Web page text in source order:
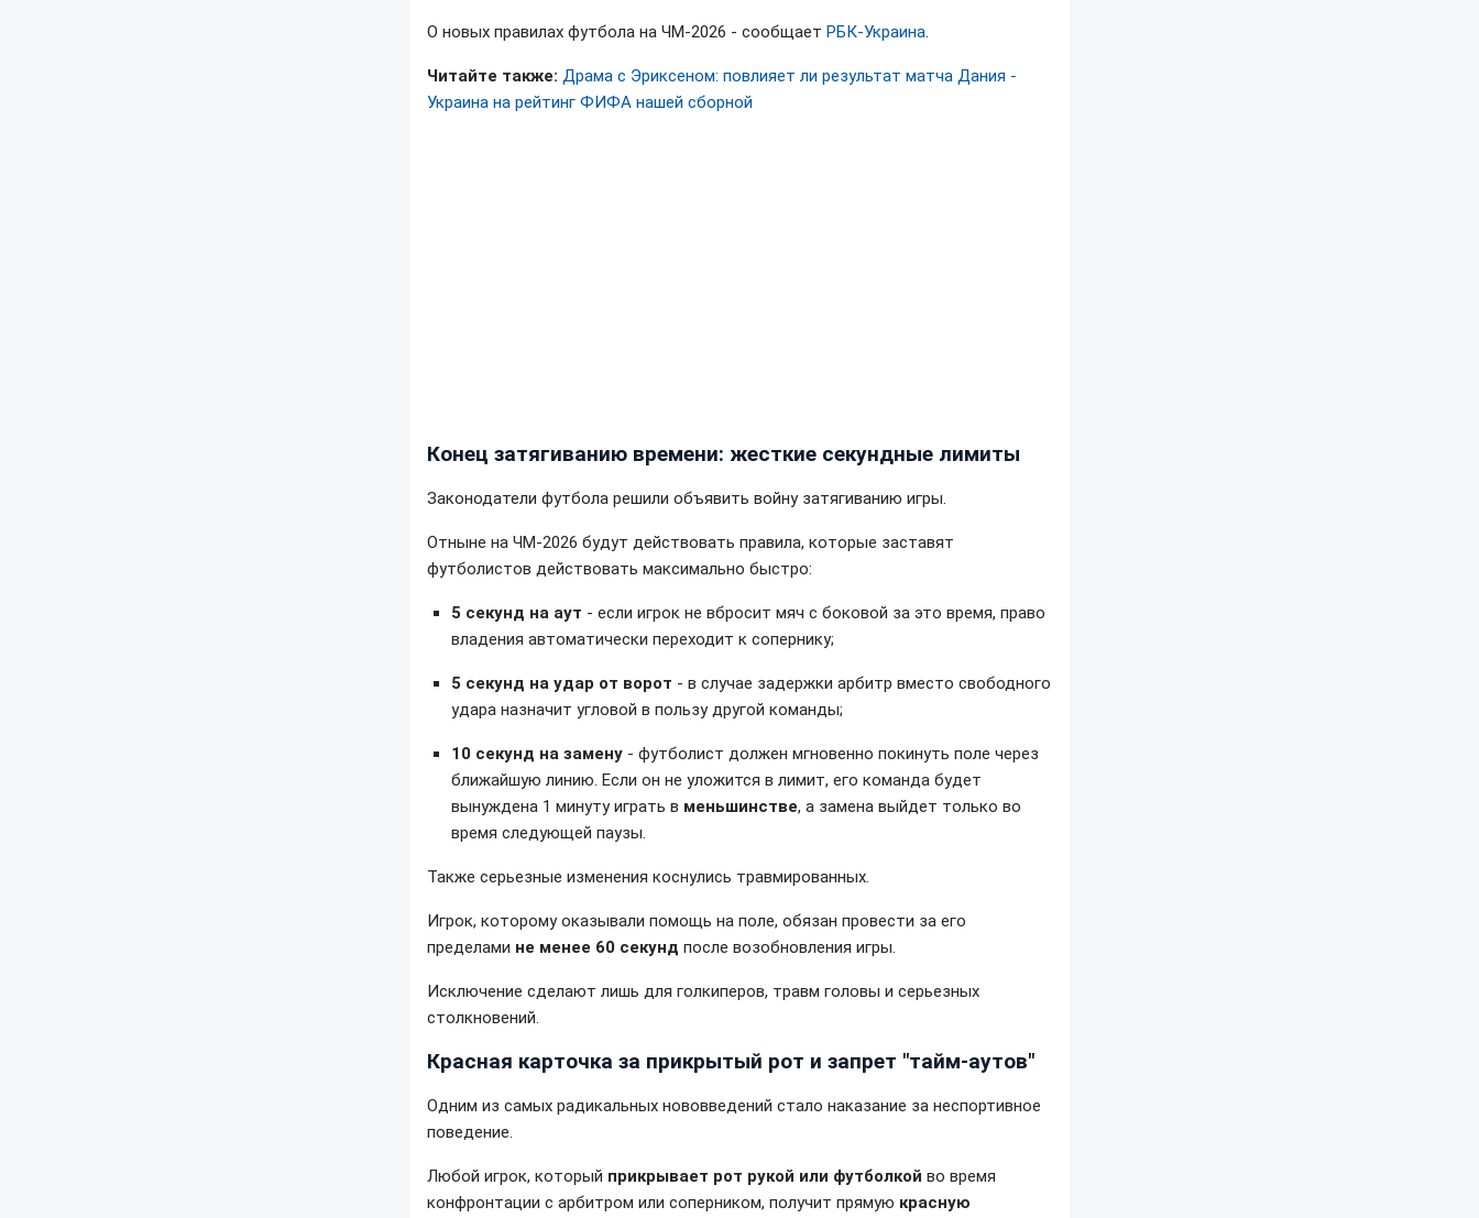
О новых правилах футбола на ЧМ-2026 - сообщает РБК-Украина.
Читайте также: Драма с Эриксеном: повлияет ли результат матча Дания -
Украина на рейтинг ФИФА нашей сборной
Конец затягиванию времени: жесткие секундные лимиты
Законодатели футбола решили объявить войну затягиванию игры.
Отныне на ЧМ-2026 будут действовать правила, которые заставят
футболистов действовать максимально быстро:
5 секунд на аут - если игрок не вбросит мяч с боковой за это время, право
владения автоматически переходит к сопернику;
5 секунд на удар от ворот - в случае задержки арбитр вместо свободного
удара назначит угловой в пользу другой команды;
10 секунд на замену - футболист должен мгновенно покинуть поле через
ближайшую линию. Если он не уложится в лимит, его команда будет
вынуждена 1 минуту играть в меньшинстве, а замена выйдет только во
время следующей паузы.
Также серьезные изменения коснулись травмированных.
Игрок, которому оказывали помощь на поле, обязан провести за его
пределами не менее 60 секунд после возобновления игры.
Исключение сделают лишь для голкиперов, травм головы и серьезных
столкновений.
Красная карточка за прикрытый рот и запрет "тайм-аутов"
Одним из самых радикальных нововведений стало наказание за неспортивное
поведение.
Любой игрок, который прикрывает рот рукой или футболкой во время
конфронтации с арбитром или соперником, получит прямую красную